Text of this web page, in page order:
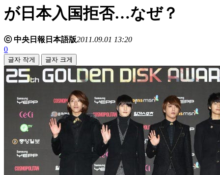
が日本入国拒否…なぜ？
ⓒ 中央日報日本語版2011.09.01 13:20
0
글자 작게 글자 크게